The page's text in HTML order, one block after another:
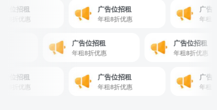
招租 广告位招租
年租8折优惠
广告位
年租8折
广告位招租
年租8折优惠
广告位招租
年租8折优
招租 广告位招租
年租8折优惠
广告位
年租8折